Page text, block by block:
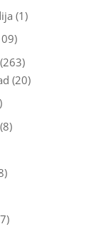
(1)
(20)
(8)